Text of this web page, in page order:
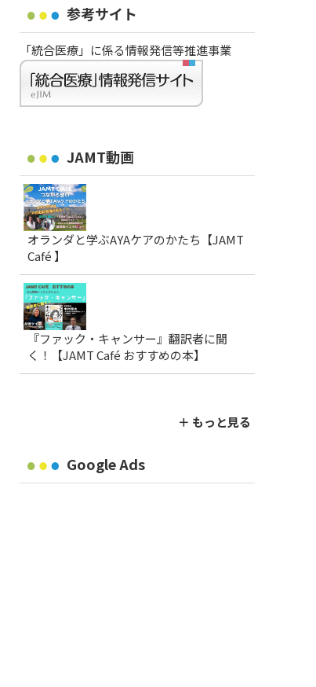
参考サイト
「統合医療」に係る情報発信等推進事業
JAMT動画
オランダと学ぶAYAケアのかたち【JAMT
Café 】
『ファック・キャンサー』翻訳者に聞
く！【JAMT Café おすすめの本】
＋ もっと見る
Google Ads